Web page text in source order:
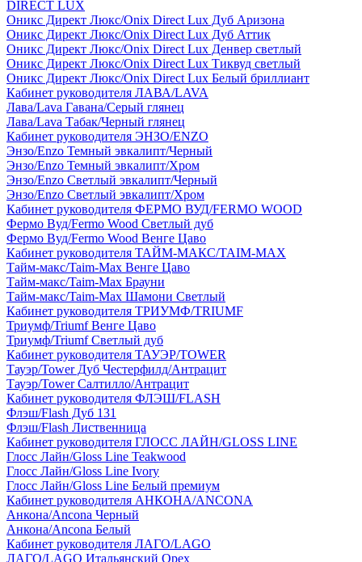
DIRECT LUX
Оникс Директ Люкс/Onix Direct Lux Дуб Аризона
Оникс Директ Люкс/Onix Direct Lux Дуб Аттик
Оникс Директ Люкс/Onix Direct Lux Денвер светлый
Оникс Директ Люкс/Onix Direct Lux Тиквуд светлый
Оникс Директ Люкс/Onix Direct Lux Белый бриллиант
Кабинет руководителя ЛАВА/LAVA
Лава/Lava Гавана/Серый глянец
Лава/Lava Табак/Черный глянец
Кабинет руководителя ЭНЗО/ENZO
Энзо/Enzo Темный эвкалипт/Черный
Энзо/Enzo Темный эвкалипт/Хром
Энзо/Enzo Светлый эвкалипт/Черный
Энзо/Enzo Светлый эвкалипт/Хром
Кабинет руководителя ФЕРМО ВУД/FERMO WOOD
Фермо Вуд/Fermo Wood Светлый дуб
Фермо Вуд/Fermo Wood Венге Цаво
Кабинет руководителя ТАЙМ-МАКС/TAIM-MAX
Тайм-макс/Taim-Max Венге Цаво
Тайм-макс/Taim-Max Брауни
Тайм-макс/Taim-Max Шамони Светлый
Кабинет руководителя ТРИУМФ/TRIUMF
Триумф/Triumf Венге Цаво
Триумф/Triumf Светлый дуб
Кабинет руководителя ТАУЭР/TOWER
Тауэр/Tower Дуб Честерфилд/Антрацит
Тауэр/Tower Салтилло/Антрацит
Кабинет руководителя ФЛЭШ/FLASH
Флэш/Flash Дуб 131
Флэш/Flash Лиственница
Кабинет руководителя ГЛОСС ЛАЙН/GLOSS LINE
Глосс Лайн/Gloss Line Teakwood
Глосс Лайн/Gloss Line Ivory
Глосс Лайн/Gloss Line Белый премиум
Кабинет руководителя АНКОНА/ANCONA
Анкона/Ancona Черный
Анкона/Ancona Белый
Кабинет руководителя ЛАГО/LAGO
ЛАГО/LAGO Итальянский Орех